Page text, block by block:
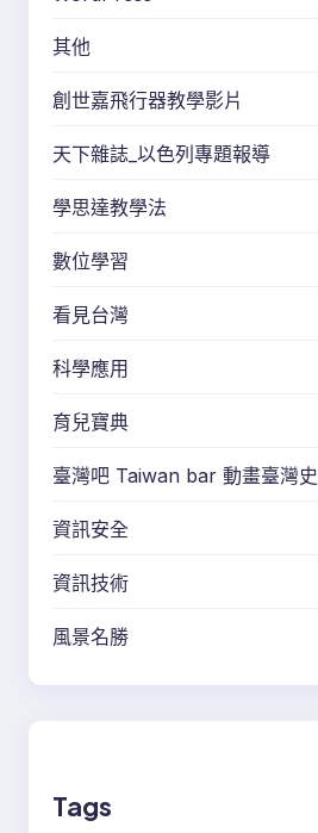
其他
創世嘉飛行器教學影片
天下雜誌_以色列專題報導
學思達教學法
數位學習
看見台灣
科學應用
育兒寶典
臺灣吧 Taiwan bar 動畫臺灣史
資訊安全
資訊技術
風景名勝
Tags